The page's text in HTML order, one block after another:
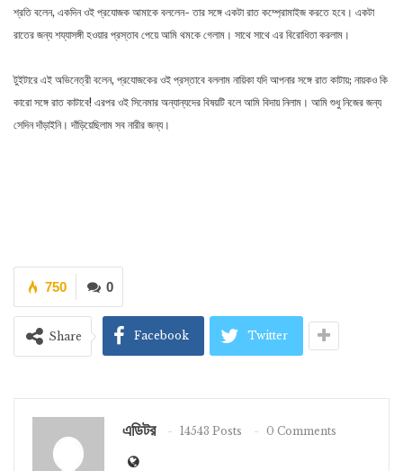
শ্রতি বলেন, একদিন ওই প্রযোজক আমাকে বললেন- তার সঙ্গে একটা রাত কম্প্রোমাইজ করতে হবে। একটা
রাতের জন্য শয্যাসঙ্গী হওয়ার প্রস্তাব পেয়ে আমি থমকে গেলাম। সাথে সাথে এর বিরোধিতা করলাম।
টুইটারে এই অভিনেত্রী বলেন, প্রযোজকের ওই প্রস্তাবে বললাম নায়িকা যদি আপনার সঙ্গে রাত কাটায়; নায়কও কি
কারো সঙ্গে রাত কাটাবে! এরপর ওই সিনেমার অন্যান্যদের বিষয়টি বলে আমি বিদায় নিলাম। আমি শুধু নিজের জন্য
সেদিন দাঁড়াইনি। দাঁড়িয়েছিলাম সব নারীর জন্য।
0
750
Share Facebook Twitter
এডিটর 14543 Posts 0 Comments